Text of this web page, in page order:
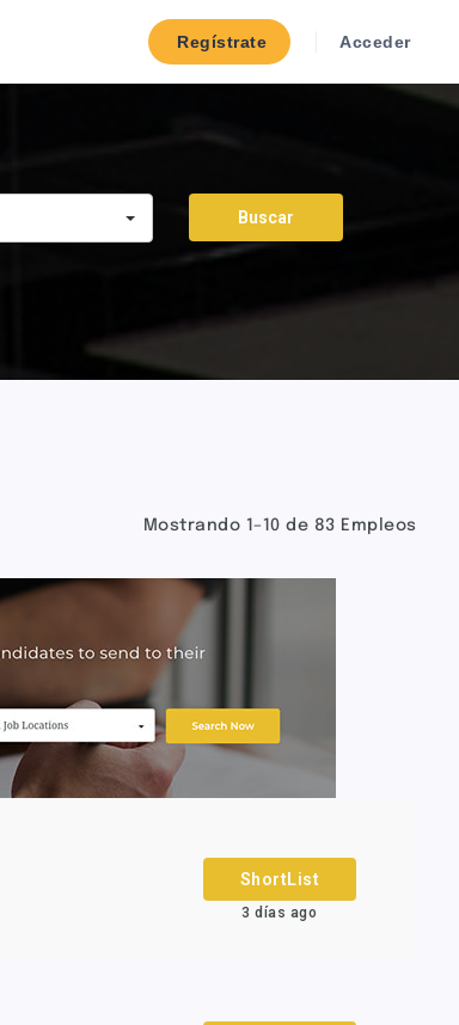
Regístrate Acceder
Buscar
Mostrando 1–10 de 83 Empleos
ShortList
3 días ago